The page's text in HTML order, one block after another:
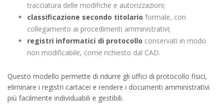
tracciatura delle modifiche e autorizzazioni;
classificazione secondo titolario formale, con
collegamento ai procedimenti amministrativi;
registri informatici di protocollo conservati in modo
non modificabile, come richiesto dal CAD.
Questo modello permette di ridurre gli uffici di protocollo fisici,
eliminare i registri cartacei e rendere i documenti amministrativi
più facilmente individuabili e gestibili.